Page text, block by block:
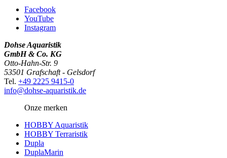
Facebook
YouTube
Instagram
Dohse Aquaristik
GmbH & Co. KG
Otto-Hahn-Str. 9
53501 Grafschaft - Gelsdorf
Tel. +49 2225 9415-0
info@dohse-aquaristik.de
Onze merken
HOBBY Aquaristik
HOBBY Terraristik
Dupla
DuplaMarin